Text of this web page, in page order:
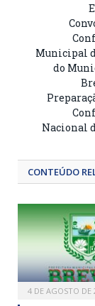
Municipal
do
Nacional
CONTEÚDO
4 DE AGOSTO DE